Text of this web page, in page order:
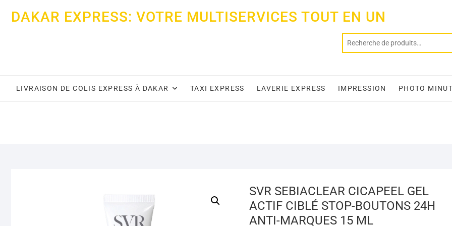
DAKAR EXPRESS: VOTRE MULTISERVICES TOUT EN UN
LIVRAISON DE COLIS EXPRESS À DAKAR TAXI EXPRESS LAVERIE EXPRESS IMPRESSION PHOTO
SVR SEBIACLEAR CICAPEEL GEL
ACTIF CIBLÉ STOP-BOUTONS 24H
ANTI-MARQUES 15 ML